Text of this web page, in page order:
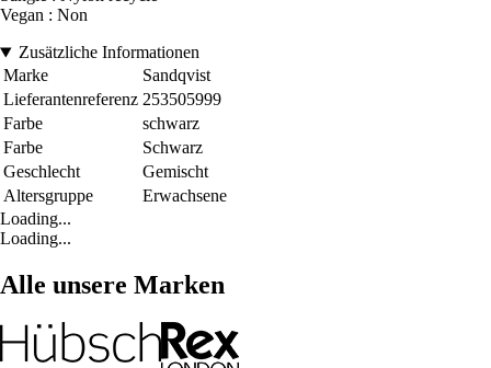
Vegan : Non
Zusätzliche Informationen
Marke
Sandqvist
Lieferantenreferenz 253505999
Farbe
schwarz
Farbe
Schwarz
Geschlecht
Gemischt
Altersgruppe
Erwachsene
Loading...
Loading...
Alle unsere Marken